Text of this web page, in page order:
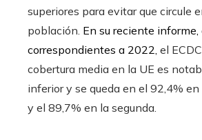
superiores para evitar que circule
población. En su reciente informe,
correspondientes a 2022, el
cobertura media en la UE es
inferior y se queda en el 92,4%
y el 89,7% en la segunda.